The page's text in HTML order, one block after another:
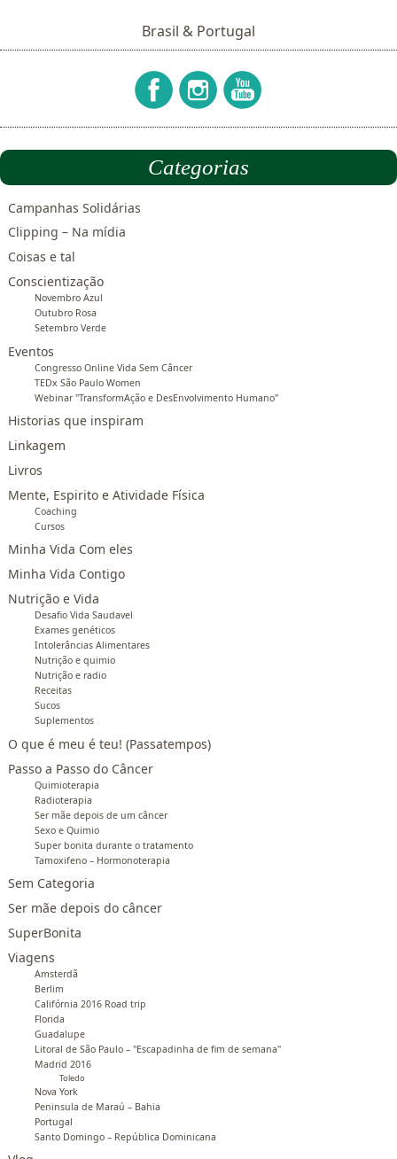
Brasil & Portugal
Categorias
Campanhas Solidárias
Clipping – Na mídia
Coisas e tal
Conscientização
Novembro Azul
Outubro Rosa
Setembro Verde
Eventos
Congresso Online Vida Sem Câncer
TEDx São Paulo Women
Webinar "TransformAção e DesEnvolvimento Humano"
Historias que inspiram
Linkagem
Livros
Mente, Espirito e Atividade Física
Coaching
Cursos
Minha Vida Com eles
Minha Vida Contigo
Nutrição e Vida
Desafio Vida Saudavel
Exames genéticos
Intolerâncias Alimentares
Nutrição e quimio
Nutrição e radio
Receitas
Sucos
Suplementos
O que é meu é teu! (Passatempos)
Passo a Passo do Câncer
Quimioterapia
Radioterapia
Ser mãe depois de um câncer
Sexo e Quimio
Super bonita durante o tratamento
Tamoxifeno – Hormonoterapia
Sem Categoria
Ser mãe depois do câncer
SuperBonita
Viagens
Amsterdã
Berlim
Califórnia 2016 Road trip
Florida
Guadalupe
Litoral de São Paulo – "Escapadinha de fim de semana"
Madrid 2016
Toledo
Nova York
Peninsula de Maraú – Bahia
Portugal
Santo Domingo – República Dominicana